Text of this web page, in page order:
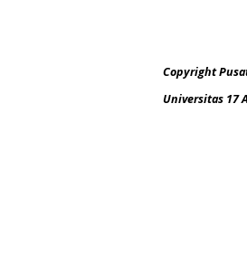
Copyright
Universitas 17